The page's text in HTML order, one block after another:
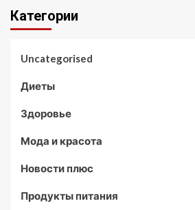
Категории
Uncategorised
Диеты
Здоровье
Мода и красота
Новости плюс
Продукты питания